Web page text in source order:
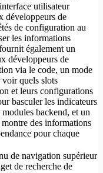
utilisateur
développeurs de
de configuration au
les informations
également un
développeurs de
via le code, un mode
voir quels slots
et leurs configurations
basculer les indicateurs
backend, et un
des informations
pour chaque
de navigation supérieur
de recherche de